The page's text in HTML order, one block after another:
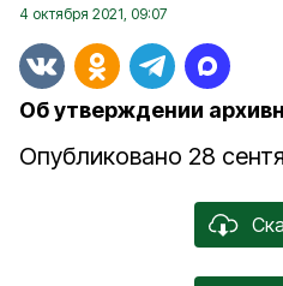
4 октября 2021, 09:07
Об утверждении
Опубликовано 28